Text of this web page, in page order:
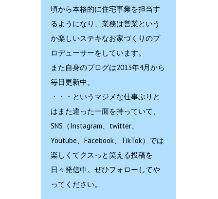
頃から本格的に住宅事業を担当す
るようになり、業務は営業という
か楽しいステキなお家づくりのプ
ロデューサーをしています。
また自身のブログは2013年4月から
毎日更新中。
・・・というマジメな仕事ぶりと
はまた違った一面を持っていて、
SNS（Instagram、twitter、
Youtube、Facebook、TikTok）では
楽しくてクスっと笑える投稿を
日々発信中。ぜひフォローしてや
ってください。